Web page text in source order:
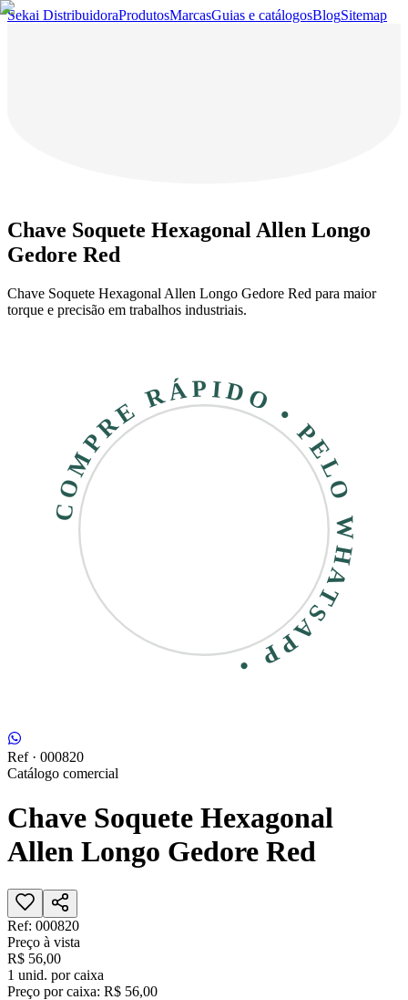
Sekai DistribuidoraProdutosMarcasGuias e catálogosBlogSitemap
Chave Soquete Hexagonal Allen Longo
Gedore Red
Chave Soquete Hexagonal Allen Longo Gedore Red para maior
torque e precisão em trabalhos industriais.
COMPRE RÁPIDO • PELO WHATSAPP •
Ref · 000820
Catálogo comercial
Chave Soquete Hexagonal
Allen Longo Gedore Red
Ref: 000820
Preço à vista
R$ 56,00
1 unid. por caixa
Preço por caixa: R$ 56,00